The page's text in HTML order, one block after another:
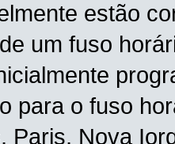
estão
um fuso
para o fuso
Paris, Nova